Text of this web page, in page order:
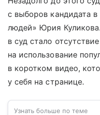
с выборов кандидата
людей» Юрия
в суд стало
на использование
в коротком видео,
у себя на странице.
Узнать больше по теме